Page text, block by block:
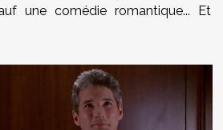
une comédie romantique... Et